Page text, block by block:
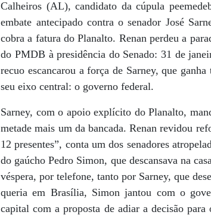
Calheiros (AL), candidato da cúpula
embate antecipado contra o senador José
cobra a fatura do Planalto. Renan perdeu a
do PMDB à presidência do Senado: 31 de
recuo escancarou a força de Sarney, que
seu eixo central: o governo federal.
Sarney, com o apoio explícito do Planalto,
metade mais um da bancada. Renan revidou
12 presentes”, conta um dos senadores
do gaúcho Pedro Simon, que descansava na
véspera, por telefone, tanto por Sarney, que
queria em Brasília, Simon jantou com o
capital com a proposta de adiar a decisão